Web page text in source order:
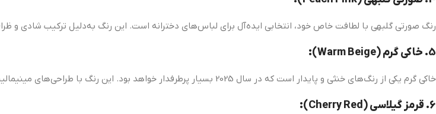
رنگ صورتی گلبهی با لطافت خاص خود، انتخابی ایده‌آل برای لباس‌های دخترانه است. این رنگ به‌دلیل ترکیب شادی و
5. خاکی گرم (Warm Beige):
خاکی گرم یکی از رنگ‌های خنثی و پایدار است که در سال 2025 بسیار پرطرفدار خواهد بود. این رنگ با طراحی‌های مینیمالیستی و پایدار همراه است و برای لباس‌های زمستانی و پاییزی مناسب است.
6. قرمز گیلاسی (Cherry Red):